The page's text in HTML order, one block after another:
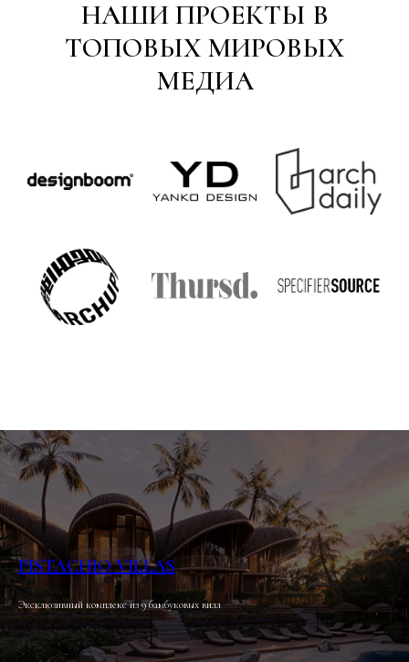
НАШИ ПРОЕКТЫ В
ТОПОВЫХ МИРОВЫХ
МЕДИА
PISTACHIO VILLAS
Эксклюзивный комплекс из 9 бамбуковых вилл